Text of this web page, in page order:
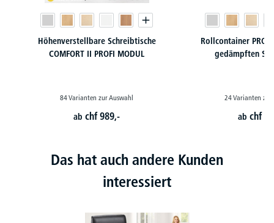
Höhenverstellbare Schreibtische
COMFORT II PROFI MODUL
84 Varianten zur Auswahl
abchf 989,-
Rollcontainer
gedämpften
24 Varianten zur
abchf
Das hat auch andere Kunden
interessiert